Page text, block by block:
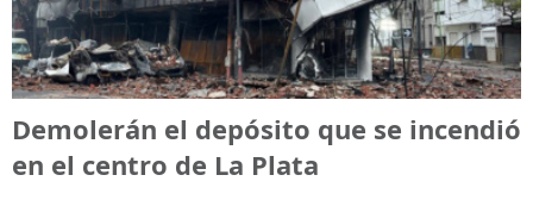
Demolerán el depósito que se incendió
en el centro de La Plata